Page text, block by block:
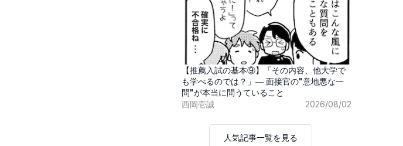
【推薦入試の基本⑨】「その内容、他大学で
も学べるのでは？」― 面接官の"意地悪な一
問"が本当に問うていること
西岡壱誠
2026/08/02
人気記事一覧を見る